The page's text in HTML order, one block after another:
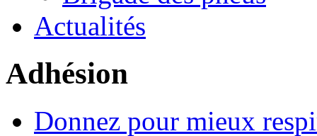
Actualités
Adhésion
Donnez pour mieux